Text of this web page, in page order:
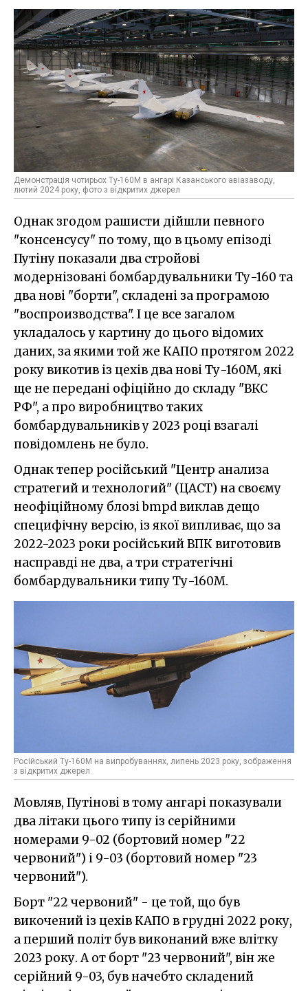
Демонстрація чотирьох Ту-160М в ангарі Казанського авіазаводу,
лютий 2024 року, фото з відкритих джерел
Однак згодом рашисти дійшли певного
"консенсусу" по тому, що в цьому епізоді
Путіну показали два стройові
модернізовані бомбардувальники Ту-160 та
два нові "борти", складені за програмою
"воспроизводства". І це все загалом
укладалось у картину до цього відомих
даних, за якими той же КАПО протягом 2022
року викотив із цехів два нові Ту-160М, які
ще не передані офіційно до складу "ВКС
РФ", а про виробництво таких
бомбардувальників у 2023 році взагалі
повідомлень не було.
Однак тепер російський "Центр анализа
стратегий и технологий" (ЦАСТ) на своєму
неофіційному блозі bmpd виклав дещо
специфічну версію, із якої випливає, що за
2022-2023 роки російський ВПК виготовив
насправді не два, а три стратегічні
бомбардувальники типу Ту-160М.
Російський Ту-160М на випробуваннях, липень 2023 року, зображення
з відкритих джерел
Мовляв, Путінові в тому ангарі показували
два літаки цього типу із серійними
номерами 9-02 (бортовий номер "22
червоний") і 9-03 (бортовий номер "23
червоний").
Борт "22 червоний" - це той, що був
викочений із цехів КАПО в грудні 2022 року,
а перший політ був виконаний вже влітку
2023 року. А от борт "23 червоний", він же
серійний 9-03, був начебто складений